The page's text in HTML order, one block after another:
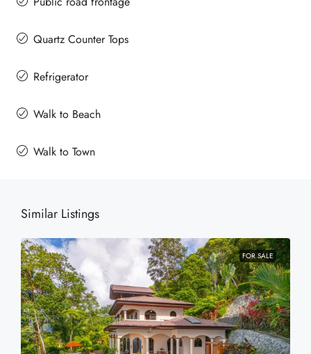
Quartz Counter Tops
Refrigerator
Walk to Beach
Walk to Town
Similar Listings
FOR SALE